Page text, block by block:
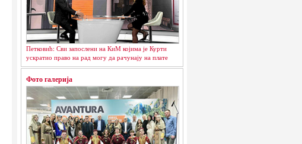
Петковић: Сви запослени на КиМ којима је Курти
ускратио право на рад могу да рачунају на плате
Фото галерија